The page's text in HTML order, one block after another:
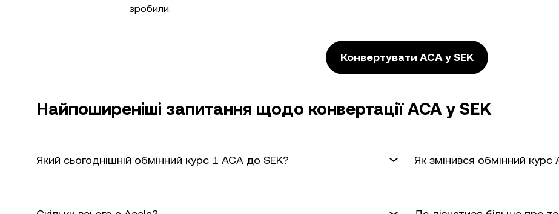
зробили.
Конвертувати ACA у SEK
Найпоширеніші запитання щодо конвертації ACA у SEK
Який сьогоднішній обмінний курс 1 ACA до SEK? Як змінився обмінний курс